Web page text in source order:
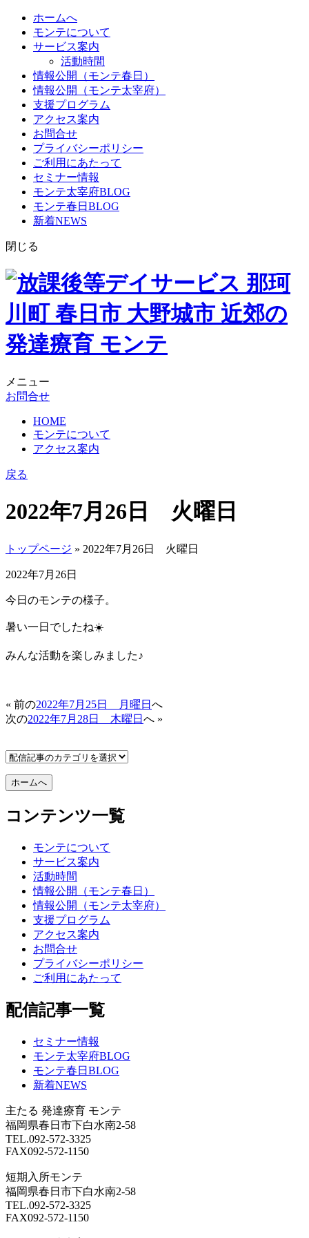
ホームへ
モンテについて
サービス案内
活動時間
情報公開（モンテ春日）
情報公開（モンテ太宰府）
支援プログラム
アクセス案内
お問合せ
プライバシーポリシー
ご利用にあたって
セミナー情報
モンテ太宰府BLOG
モンテ春日BLOG
新着NEWS
閉じる
メニュー
お問合せ
HOME
モンテについて
アクセス案内
戻る
2022年7月26日 火曜日
トップページ » 2022年7月26日 火曜日
2022年7月26日
今日のモンテの様子。
暑い一日でしたね☀️
みんな活動を楽しみました♪
« 前の2022年7月25日 月曜日 へ
次の2022年7月28日 木曜日 へ »
コンテンツ一覧
モンテについて
サービス案内
活動時間
情報公開（モンテ春日）
情報公開（モンテ太宰府）
支援プログラム
アクセス案内
お問合せ
プライバシーポリシー
ご利用にあたって
配信記事一覧
セミナー情報
モンテ太宰府BLOG
モンテ春日BLOG
新着NEWS
主たる 発達療育 モンテ
福岡県春日市下白水南2-58
TEL.092-572-3325
FAX092-572-1150
短期入所モンテ
福岡県春日市下白水南2-58
TEL.092-572-3325
FAX092-572-1150